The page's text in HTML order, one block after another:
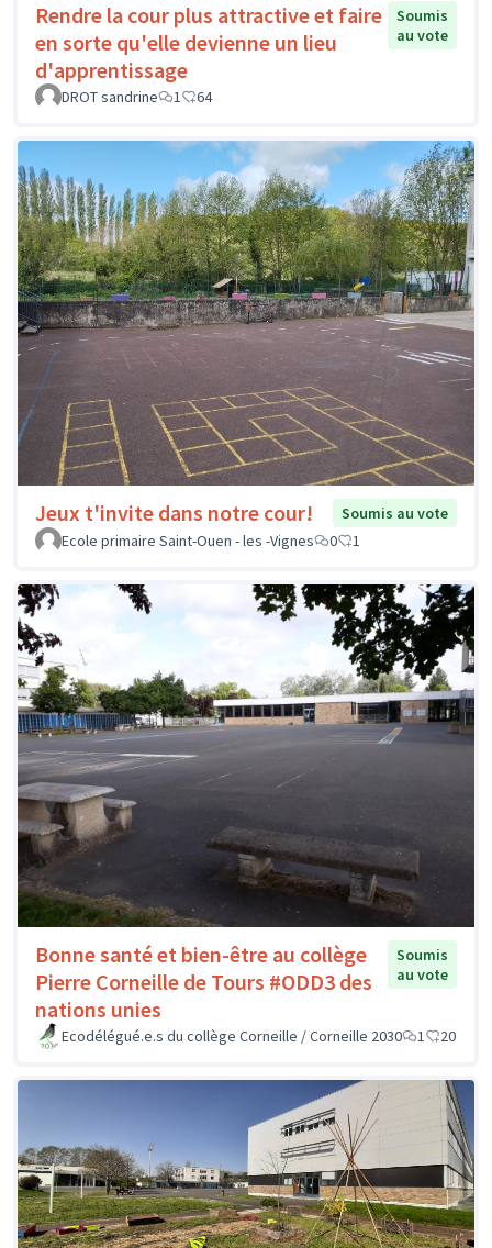
Rendre la cour plus attractive et faire
en sorte qu'elle devienne un lieu
d'apprentissage
Soumis
au vote
DROT sandrine 1 64
Jeux t'invite dans notre cour!
Soumis au vote
Ecole primaire Saint-Ouen - les -Vignes
0 1
Bonne santé et bien-être au collège
Pierre Corneille de Tours #ODD3 des
nations unies
Soumis
au vote
Ecodélégué.e.s du collège Corneille / Corneille 2030 1 20